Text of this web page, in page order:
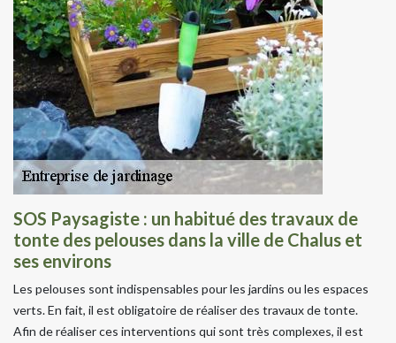
SOS Paysagiste : un habitué des travaux de
tonte des pelouses dans la ville de Chalus et
ses environs
Les pelouses sont indispensables pour les jardins ou les espaces
verts. En fait, il est obligatoire de réaliser des travaux de tonte.
Afin de réaliser ces interventions qui sont très complexes, il est